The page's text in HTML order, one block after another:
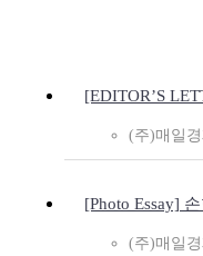
[EDITOR’S
(주)매일
[Photo Essay]
(주)매일